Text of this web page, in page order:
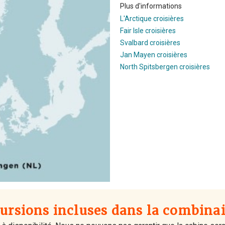
Plus d'informations
L'Arctique croisières
Fair Isle croisières
Svalbard croisières
Jan Mayen croisières
North Spitsbergen croisières
incluses dans la